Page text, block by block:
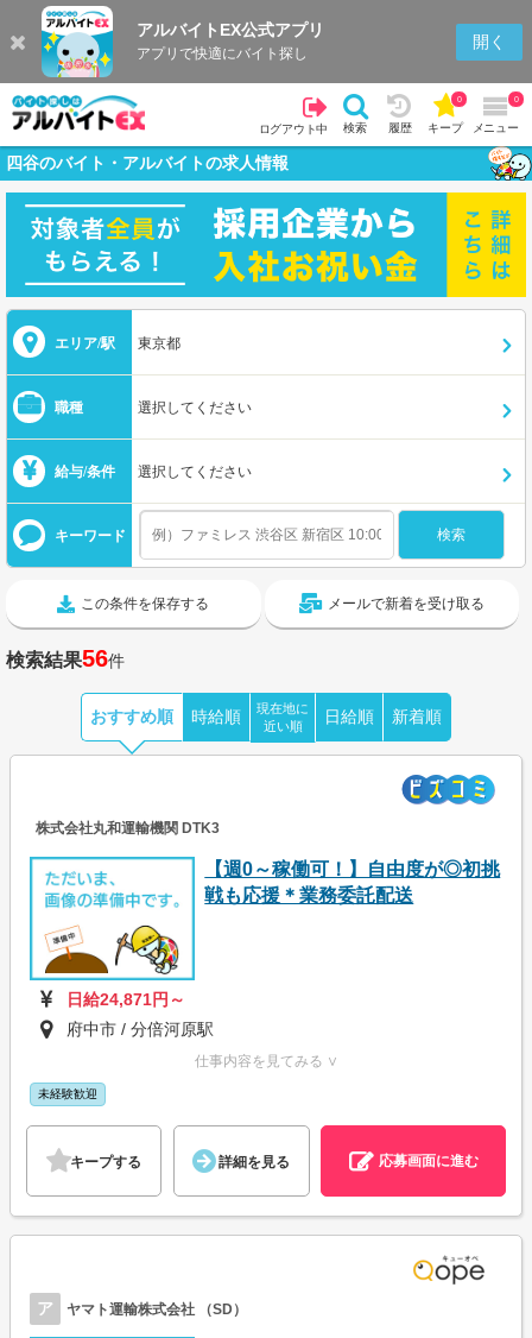
アルバイトEX公式アプリ
アプリで快適にバイト探し
開く
ログアウト中 検索 履歴 キープ
0
メニュー
0
四谷のバイト・アルバイトの求人情報
エリア/駅 東京都
職種 選択してください
給与/条件 選択してください
キーワード
この条件を保存する メールで新着を受け取る
検索結果56件
おすすめ順 時給順
現在地に
近い順
日給順 新着順
株式会社丸和運輸機関 DTK3
【週0～稼働可！】自由度が◎初挑
戦も応援＊業務委託配送
日給24,871円～
府中市 / 分倍河原駅
仕事内容を見てみる ∨
未経験歓迎
キープする 詳細を見る 応募画面に進む
ア ヤマト運輸株式会社 （SD）